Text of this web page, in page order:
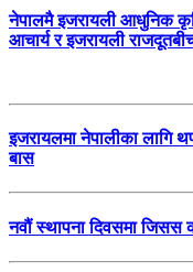
नेपालमै इजरायली आधुनिक
आचार्य र इजरायली
इजरायलमा नेपालीका लागि
बास
नवौं स्थापना दिवसमा जिसस